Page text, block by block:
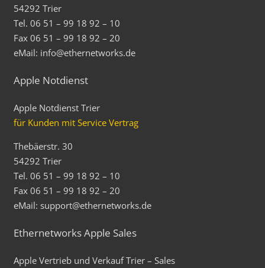
54292 Trier
Tel. 06 51 – 99 18 92 – 10
Fax 06 51 – 99 18 92 – 20
eMail: info@ethernetworks.de
Apple Notdienst
Apple Notdienst Trier
für Kunden mit Service Vertrag
Thebäerstr. 30
54292 Trier
Tel. 06 51 – 99 18 92 – 10
Fax 06 51 – 99 18 92 – 20
eMail: support@ethernetworks.de
Ethernetworks Apple Sales
Apple Vertrieb und Verkauf Trier – Sales